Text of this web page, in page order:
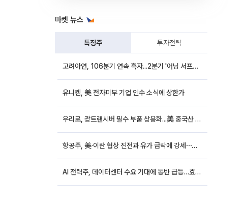
마켓 뉴스
특징주 투자전략
고려아연, 106분기 연속 흑자...2분기 '어닝 서프라이즈'에 장 초반 12%대 강세
유니켐, 美 전자피부 기업 인수 소식에 상한가
우리로, 광트랜시버 필수 부품 상용화...美 중국산 퇴출 추진에 상승세
항공주, 美·이란 협상 진전과 유가 급락에 강세⋯한진칼 8%↑
AI 전력주, 데이터센터 수요 기대에 동반 급등…효성중공업 10%↑